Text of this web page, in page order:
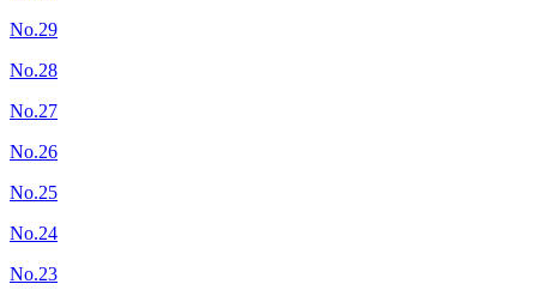
No.29
No.28
No.27
No.26
No.25
No.24
No.23